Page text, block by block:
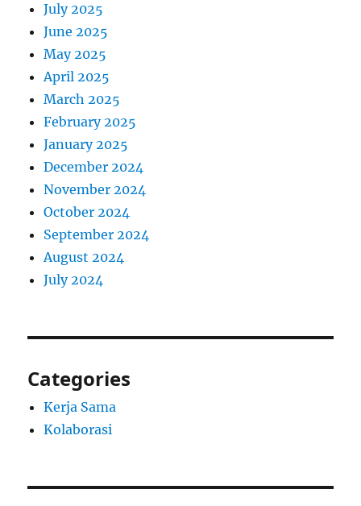
July 2025
June 2025
May 2025
April 2025
March 2025
February 2025
January 2025
December 2024
November 2024
October 2024
September 2024
August 2024
July 2024
Categories
Kerja Sama
Kolaborasi